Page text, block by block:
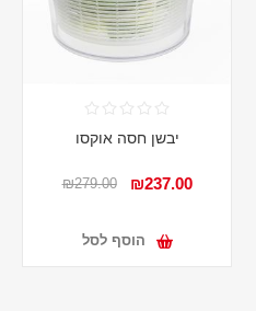
יבשן חסה אוקסו
₪237.00
₪279.00
הוסף לסל